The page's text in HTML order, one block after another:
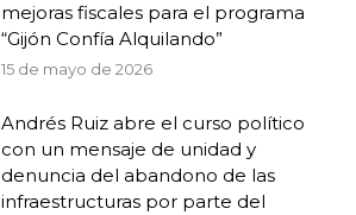
mejoras fiscales para el programa
“Gijón Confía Alquilando”
15 de mayo de 2026
Andrés Ruiz abre el curso político
con un mensaje de unidad y
denuncia del abandono de las
infraestructuras por parte del